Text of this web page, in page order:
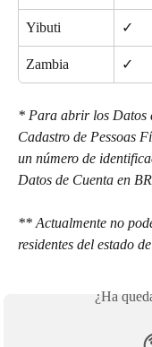
Yibuti ✓
Zambia ✓
* Para abrir los Datos
Cadastro de Pessoas
un número de
Datos de Cuenta en
** Actualmente no
residentes del estado
¿Ha